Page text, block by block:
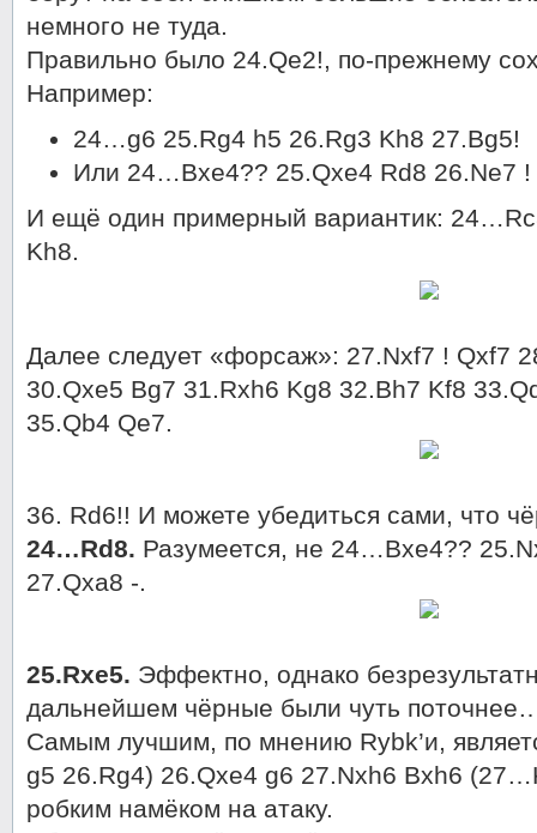
немного не туда.
Правильно было 24.Qe2!, по-прежнему
Например:
24…g6 25.Rg4 h5 26.Rg3 Kh8 27.Bg5!
Или 24…Bxe4?? 25.Qxe4 Rd8 26.Ne7 !
И ещё один примерный вариантик:
Kh8.
Далее следует «форсаж»: 27.Nxf7 ! Qxf7
30.Qxe5 Bg7 31.Rxh6 Kg8 32.Bh7 Kf8
35.Qb4 Qe7.
36. Rd6!! И можете убедиться сами, что
24…Rd8. Разумеется, не 24…Bxe4??
27.Qxa8 -.
25.Rxe5. Эффектно, однако
дальнейшем чёрные были чуть
Самым лучшим, по мнению Rybk’и,
g5 26.Rg4) 26.Qxe4 g6 27.Nxh6 Bxh6
робким намёком на атаку.